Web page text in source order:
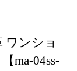
ワンショ
ma-04ss-